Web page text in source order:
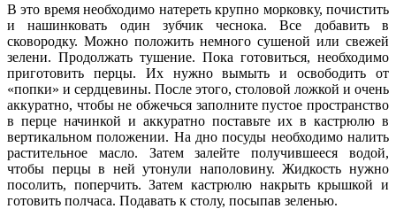
В это время необходимо натереть крупно морковку, почистить
и нашинковать один зубчик чеснока. Все добавить в
сковородку. Можно положить немного сушеной или свежей
зелени. Продолжать тушение. Пока готовиться, необходимо
приготовить перцы. Их нужно вымыть и освободить от
«попки» и сердцевины. После этого, столовой ложкой и очень
аккуратно, чтобы не обжечься заполните пустое пространство
в перце начинкой и аккуратно поставьте их в кастрюлю в
вертикальном положении. На дно посуды необходимо налить
растительное масло. Затем залейте получившееся водой,
чтобы перцы в ней утонули наполовину. Жидкость нужно
посолить, поперчить. Затем кастрюлю накрыть крышкой и
готовить полчаса. Подавать к столу, посыпав зеленью.